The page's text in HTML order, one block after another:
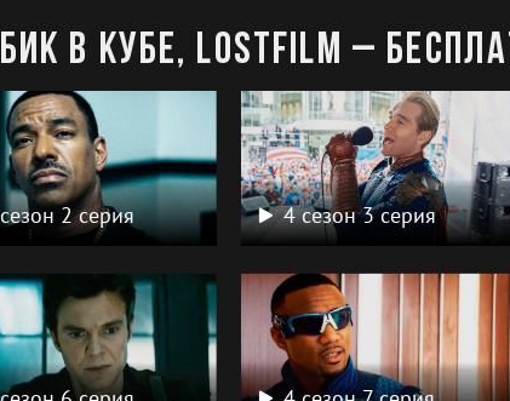
в Кубе, LostFilm –
2 серия 4 сезон 3 серия